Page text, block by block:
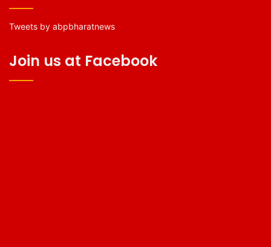
Tweets by abpbharatnews
Join us at Facebook